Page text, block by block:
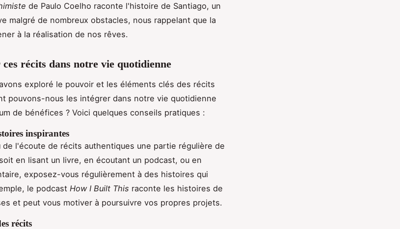
de Paulo Coelho raconte l'histoire de Santiago, un
malgré de nombreux obstacles, nous rappelant que la
à la réalisation de nos rêves.
récits dans notre vie quotidienne
exploré le pouvoir et les éléments clés des récits
pouvons-nous les intégrer dans notre vie quotidienne
de bénéfices ? Voici quelques conseils pratiques :
inspirantes
de l'écoute de récits authentiques une partie régulière de
en lisant un livre, en écoutant un podcast, ou en
exposez-vous régulièrement à des histoires qui
le podcast How I Built This raconte les histoires de
et peut vous motiver à poursuivre vos propres projets.
récits